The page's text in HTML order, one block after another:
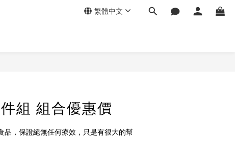
繁體中文
組 組合優惠價
品，保證絕無任何療效，只是有很大的幫